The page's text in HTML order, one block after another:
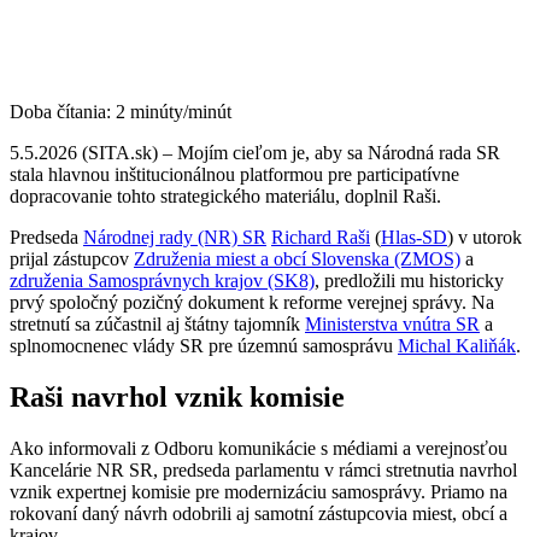
Doba čítania: 2 minúty/minút
5.5.2026 (SITA.sk) – Mojím cieľom je, aby sa Národná rada SR
stala hlavnou inštitucionálnou platformou pre participatívne
dopracovanie tohto strategického materiálu, doplnil Raši.
Predseda Národnej rady (NR) SR Richard Raši (Hlas-SD) v utorok
prijal zástupcov Združenia miest a obcí Slovenska (ZMOS) a
združenia Samosprávnych krajov (SK8), predložili mu historicky
prvý spoločný pozičný dokument k reforme verejnej správy. Na
stretnutí sa zúčastnil aj štátny tajomník Ministerstva vnútra SR a
splnomocnenec vlády SR pre územnú samosprávu Michal Kaliňák.
Raši navrhol vznik komisie
Ako informovali z Odboru komunikácie s médiami a verejnosťou
Kancelárie NR SR, predseda parlamentu v rámci stretnutia navrhol
vznik expertnej komisie pre modernizáciu samosprávy. Priamo na
rokovaní daný návrh odobrili aj samotní zástupcovia miest, obcí a